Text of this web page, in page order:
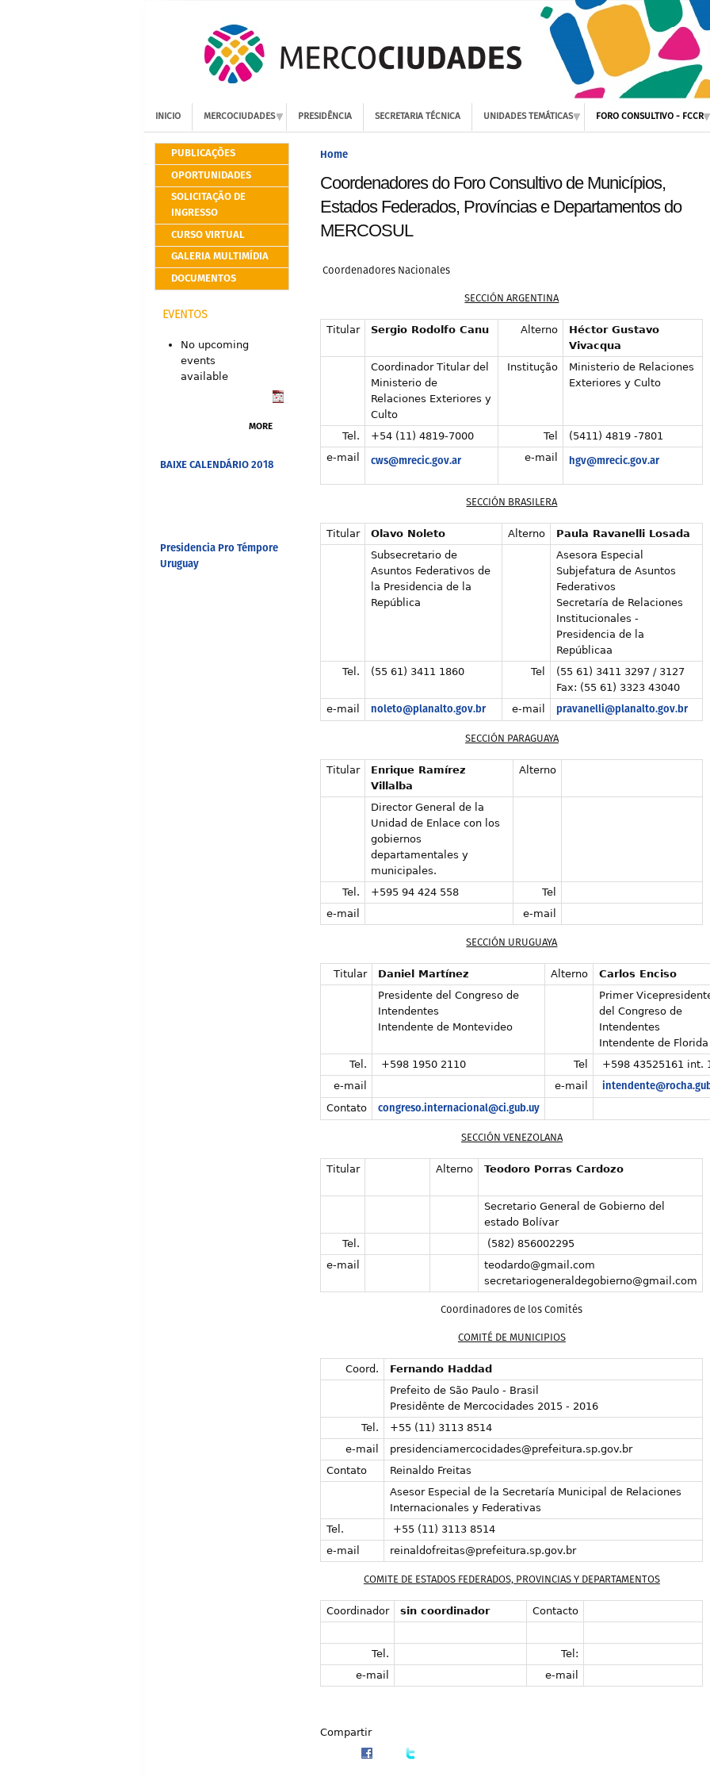
INICIO MERCOCIUDADES PRESIDÊNCIA SECRETARIA TÉCNICA UNIDADES TEMÁTICAS FORO CONSULTIVO - FCCR
PUBLICAÇÕES
OPORTUNIDADES
SOLICITAÇÃO DE
INGRESSO
CURSO VIRTUAL
GALERIA MULTIMÍDIA
DOCUMENTOS
EVENTOS
No upcoming
events
available
MORE
BAIXE CALENDÁRIO 2018
Presidencia Pro Témpore
Uruguay
Home
Coordenadores do Foro Consultivo de Municípios,
Estados Federados, Províncias e Departamentos do
MERCOSUL
Coordenadores Nacionales
SECCIÓN ARGENTINA
Titular Sergio Rodolfo Canu Alterno
Héctor Gustavo
Vivacqua
Coordinador Titular del
Ministerio de
Relaciones Exteriores y
Culto
Institução
Ministerio de Relaciones
Exteriores y Culto
Tel. +54 (11) 4819-7000 Tel
(5411) 4819 -7801
e-mail
cws@mrecic.gov.ar e-mail hgv@mrecic.gov.ar
SECCIÓN BRASILERA
Titular Olavo Noleto Alterno
Paula Ravanelli Losada
Subsecretario de
Asuntos Federativos de
la Presidencia de la
República
Asesora Especial
Subjefatura de Asuntos
Federativos
Secretaría de Relaciones
Institucionales -
Presidencia de la
Repúblicaa
Tel.
(55 61) 3411 1860 Tel
(55 61) 3411 3297 / 3127
Fax: (55 61) 3323 43040
e-mail
noleto@planalto.gov.br e-mail pravanelli@planalto.gov.br
SECCIÓN PARAGUAYA
Titular
Enrique Ramírez
Villalba
Alterno
Director General de la
Unidad de Enlace con los
gobiernos
departamentales y
municipales.
Tel.
+595 94 424 558
Tel
e-mail
e-mail
SECCIÓN URUGUAYA
Titular Daniel Martínez Alterno
Carlos Enciso
Presidente del Congreso de
Intendentes
Intendente de Montevideo
Primer
del Congreso de
Intendentes
Intendente de Florida
Tel.
+598 1950 2110 Tel
+598 43525161 int.
e-mail
e-mail
Contato congreso.internacional@ci.gub.uy
SECCIÓN VENEZOLANA
Titular Alterno Teodoro Porras Cardozo
Secretario General de Gobierno del
estado Bolívar
Tel.
(582) 856002295
e-mail
teodardo@gmail.com
secretariogeneraldegobierno@gmail.com
Coordinadores de los Comités
COMITÉ DE MUNICIPIOS
Coord.
Fernando Haddad
Prefeito de São Paulo - Brasil
Presidênte de Mercocidades 2015 - 2016
Tel.
+55 (11) 3113 8514
e-mail
presidenciamercocidades@prefeitura.sp.gov.br
Contato
Reinaldo Freitas
Asesor Especial de la Secretaría Municipal de Relaciones
Internacionales y Federativas
Tel.
+55 (11) 3113 8514
e-mail
reinaldofreitas@prefeitura.sp.gov.br
COMITE DE ESTADOS FEDERADOS, PROVINCIAS Y DEPARTAMENTOS
Coordinador sin coordinador Contacto
Tel.
Tel:
e-mail
e-mail
Compartir